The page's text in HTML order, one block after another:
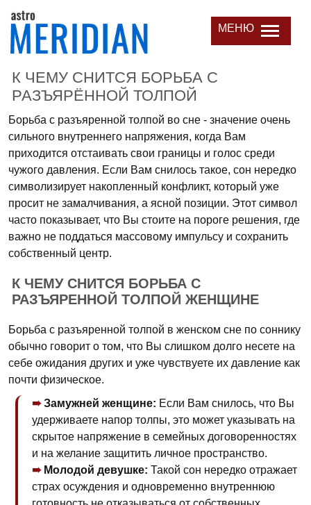
МЕНЮ
К ЧЕМУ СНИТСЯ БОРЬБА С
РАЗЪЯРЁННОЙ ТОЛПОЙ
Борьба с разъяренной толпой во сне - значение очень
сильного внутреннего напряжения, когда Вам
приходится отстаивать свои границы и голос среди
чужого давления. Если Вам снилось такое, сон нередко
символизирует накопленный конфликт, который уже
просит не замалчивания, а ясной позиции. Этот символ
часто показывает, что Вы стоите на пороге решения, где
важно не поддаться массовому импульсу и сохранить
собственный центр.
К ЧЕМУ СНИТСЯ БОРЬБА С
РАЗЪЯРЕННОЙ ТОЛПОЙ ЖЕНЩИНЕ
Борьба с разъяренной толпой в женском сне по соннику
обычно говорит о том, что Вы слишком долго несете на
себе ожидания других и уже чувствуете их давление как
почти физическое.
Замужней женщине: Если Вам снилось, что Вы
удерживаете напор толпы, это может указывать на
скрытое напряжение в семейных договоренностях
и на желание защитить личное пространство.
Молодой девушке: Такой сон нередко отражает
страх осуждения и одновременно внутреннюю